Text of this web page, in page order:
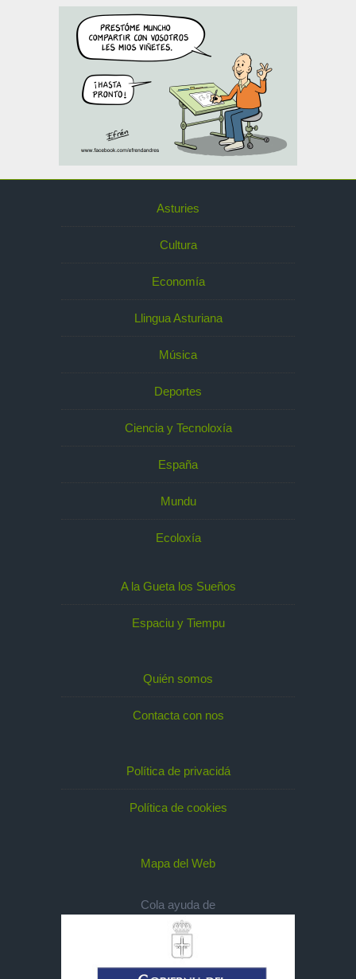
Asturies
Cultura
Economía
Llingua Asturiana
Música
Deportes
Ciencia y Tecnoloxía
España
Mundu
Ecoloxía
A la Gueta los Sueños
Espaciu y Tiempu
Quién somos
Contacta con nos
Política de privacidá
Política de cookies
Mapa del Web
Cola ayuda de